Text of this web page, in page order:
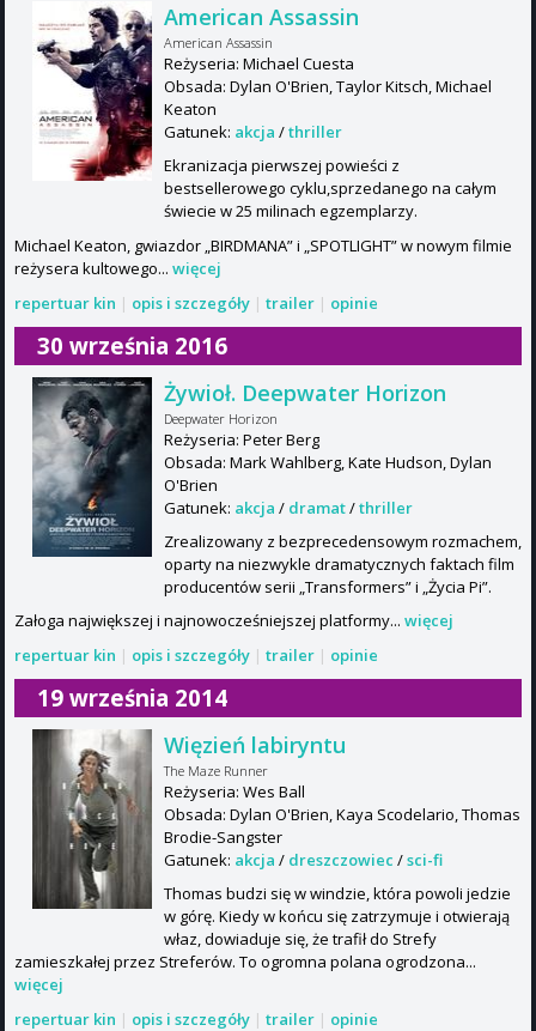
American Assassin
American Assassin
Reżyseria: Michael Cuesta
Obsada: Dylan O'Brien, Taylor Kitsch, Michael
Keaton
Gatunek: akcja /thriller
Ekranizacja pierwszej powieści z
bestsellerowego cyklu,sprzedanego na całym
świecie w 25 milinach egzemplarzy.
Michael Keaton, gwiazdor „BIRDMANA” i „SPOTLIGHT” w nowym filmie
reżysera kultowego... więcej
repertuar kin | opis i szczegóły | trailer | opinie
30 września 2016
Żywioł. Deepwater Horizon
Deepwater Horizon
Reżyseria: Peter Berg
Obsada: Mark Wahlberg, Kate Hudson, Dylan
O'Brien
Gatunek: akcja / dramat/thriller
Zrealizowany z bezprecedensowym rozmachem,
oparty na niezwykle dramatycznych faktach film
producentów serii „Transformers” i „Życia Pi”.
Załoga największej i najnowocześniejszej platformy... więcej
repertuar kin | opis i szczegóły | trailer | opinie
19 września 2014
Więzień labiryntu
The Maze Runner
Reżyseria: Wes Ball
Obsada: Dylan O'Brien, Kaya Scodelario, Thomas
Brodie-Sangster
Gatunek: akcja / dreszczowiec /sci-fi
Thomas budzi się w windzie, która powoli jedzie
w górę. Kiedy w końcu się zatrzymuje i otwierają
właz, dowiaduje się, że trafił do Strefy
zamieszkałej przez Streferów. To ogromna polana ogrodzona...
więcej
repertuar kin | opis i szczegóły | trailer | opinie